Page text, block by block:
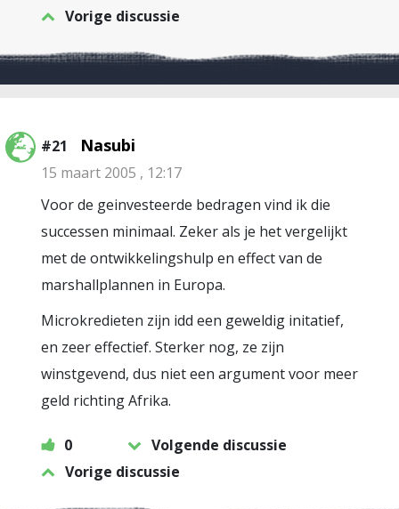
Vorige discussie
#21 Nasubi
15 maart 2005 , 12:17
Voor de geinvesteerde bedragen vind ik die
successen minimaal. Zeker als je het vergelijkt
met de ontwikkelingshulp en effect van de
marshallplannen in Europa.
Microkredieten zijn idd een geweldig initatief,
en zeer effectief. Sterker nog, ze zijn
winstgevend, dus niet een argument voor meer
geld richting Afrika.
0
Volgende discussie
Vorige discussie